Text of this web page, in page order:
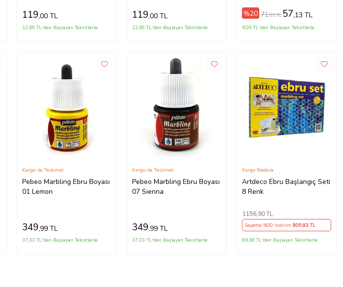
119,00 TL
12,69 TL'den Başlayan Taksitlerle
119,00 TL
12,69 TL'den Başlayan Taksitlerle
%20 71,02 TL 57,13 TL
6,09 TL'den Başlayan Taksitlerle
Pebeo Marbling Ebru Boyası
01 Lemon
Kargo ile Teslimat
349,99 TL
37,33 TL'den Başlayan Taksitlerle
Pebeo Marbling Ebru Boyası
07 Sienna
Kargo ile Teslimat
349,99 TL
37,33 TL'den Başlayan Taksitlerle
Artdeco Ebru Başlangıç Seti
8 Renk
Kargo Bedava
1156,90 TL
Sepette %30 İndirim809,83 TL
86,38 TL'den Başlayan Taksitlerle